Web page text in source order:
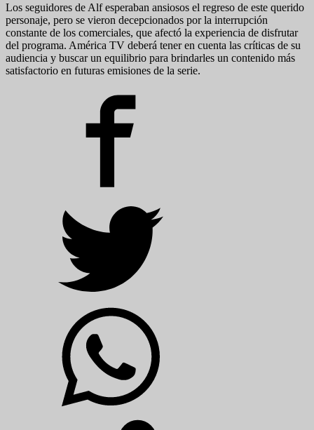
Los seguidores de Alf esperaban ansiosos el regreso de este querido
personaje, pero se vieron decepcionados por la interrupción
constante de los comerciales, que afectó la experiencia de disfrutar
del programa. América TV deberá tener en cuenta las críticas de su
audiencia y buscar un equilibrio para brindarles un contenido más
satisfactorio en futuras emisiones de la serie.